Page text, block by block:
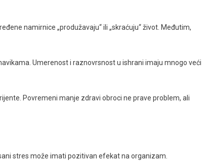
namirnice „produžavaju“ ili „skraćuju“ život. Međutim,
Umerenost i raznovrsnost u ishrani imaju mnogo veći
Povremeni manje zdravi obroci ne prave problem, ali
stres može imati pozitivan efekat na organizam.